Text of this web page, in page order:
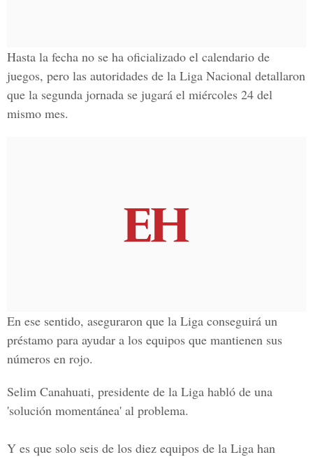
Hasta la fecha no se ha oficializado el calendario de
juegos, pero las autoridades de la Liga Nacional detallaron
que la segunda jornada se jugará el miércoles 24 del
mismo mes.
En ese sentido, aseguraron que la Liga conseguirá un
préstamo para ayudar a los equipos que mantienen sus
números en rojo.
Selim Canahuati, presidente de la Liga habló de una
'solución momentánea' al problema.
Y es que solo seis de los diez equipos de la Liga han